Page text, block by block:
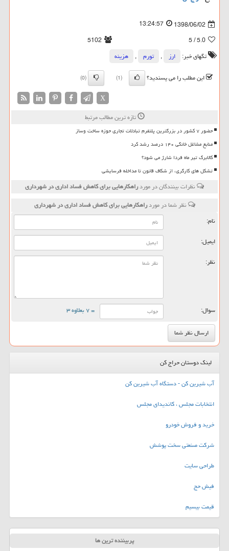
1398/06/02
13:24:57
5.0
/ 5
5102
تگهای خبر:
ارز , تورم ,
هزینه
این مطلب را می پسندید؟
(1)
(0)
X
تازه ترین مطالب مرتبط
حضور ۷ کشور در بزرگترین پلتفرم تبادلات تجاری حوزه ساخت وساز
منابع مشاغل خانگی ۱۴۰ درصد رشد کرد
کالابرگ تیر ماه فردا شارژ می شود؟
تشکل های کارگری، از شکاف قانون تا مداخله فرسایشی
نظرات بینندگان در موردراهكارهایی برای كاهش فساد اداری در شهرداری
نظر شما در موردراهكارهایی برای كاهش فساد اداری در شهرداری
نام:
ایمیل:
نظر:
سوال: = ۷ بعلاوه ۳
لینک دوستان حراج کن
آب شیرین کن - دستگاه آب شیرین کن
انتخابات مجلس ، کاندیدای مجلس
خرید و فروش خودرو
شرکت صنعتی سخت پوشش
طراحی سایت
فیش حج
قیمت بیسیم
پربیننده ترین ها